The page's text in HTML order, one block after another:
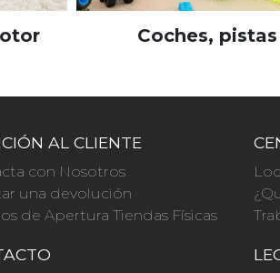
Coches,
AL CLIENTE
con Nosotros
una devolución
de Apertura Tiendas Físicas